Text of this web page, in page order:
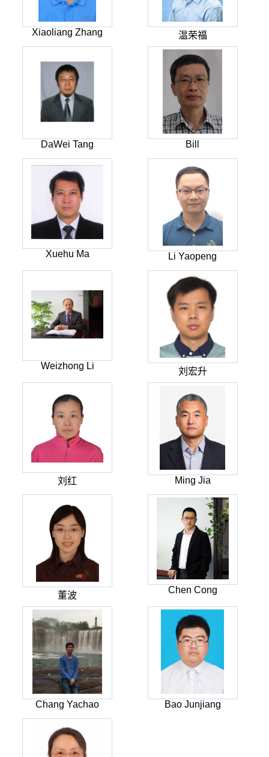
Xiaoliang Zhang 温荣福
DaWei Tang Bill
Xuehu Ma Li Yaopeng
Weizhong Li
刘宏升
刘红 Ming Jia
董波
Chen Cong
Chang Yachao Bao Junjiang